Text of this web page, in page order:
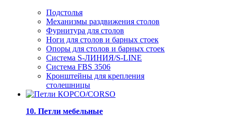
Подстолья
Механизмы раздвижения столов
Фурнитура для столов
Ноги для столов и барных стоек
Опоры для столов и барных стоек
Система S-ЛИНИЯ/S-LINE
Система FBS 3506
Кронштейны для крепления
столешницы
10. Петли мебельные